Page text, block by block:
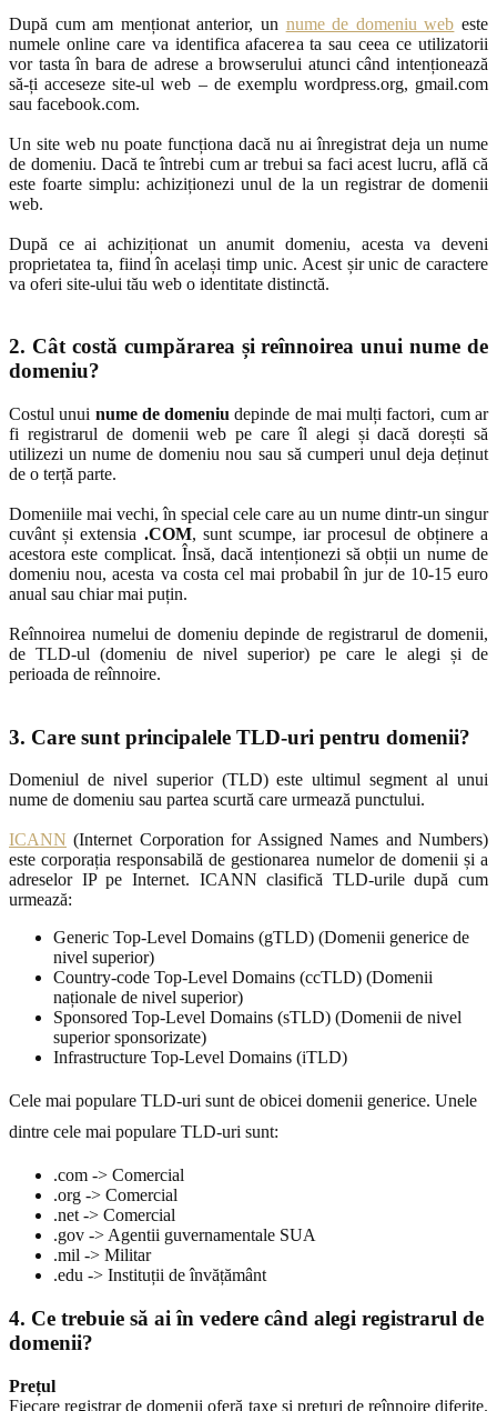
După cum am menționat anterior, un nume de domeniu web este
numele online care va identifica afacerea ta sau ceea ce utilizatorii
vor tasta în bara de adrese a browserului atunci când intenționează
să-ți acceseze site-ul web – de exemplu wordpress.org, gmail.com
sau facebook.com.
Un site web nu poate funcționa dacă nu ai înregistrat deja un nume
de domeniu. Dacă te întrebi cum ar trebui sa faci acest lucru, află că
este foarte simplu: achiziționezi unul de la un registrar de domenii
web.
După ce ai achiziționat un anumit domeniu, acesta va deveni
proprietatea ta, fiind în același timp unic. Acest șir unic de caractere
va oferi site-ului tău web o identitate distinctă.
2. Cât costă cumpărarea și reînnoirea unui nume de
domeniu?
Costul unui nume de domeniu depinde de mai mulți factori, cum ar
fi registrarul de domenii web pe care îl alegi și dacă dorești să
utilizezi un nume de domeniu nou sau să cumperi unul deja deținut
de o terță parte.
Domeniile mai vechi, în special cele care au un nume dintr-un singur
cuvânt și extensia .COM, sunt scumpe, iar procesul de obținere a
acestora este complicat. Însă, dacă intenționezi să obții un nume de
domeniu nou, acesta va costa cel mai probabil în jur de 10-15 euro
anual sau chiar mai puțin.
Reînnoirea numelui de domeniu depinde de registrarul de domenii,
de TLD-ul (domeniu de nivel superior) pe care le alegi și de
perioada de reînnoire.
3. Care sunt principalele TLD-uri pentru domenii?
Domeniul de nivel superior (TLD) este ultimul segment al unui
nume de domeniu sau partea scurtă care urmează punctului.
ICANN (Internet Corporation for Assigned Names and Numbers)
este corporația responsabilă de gestionarea numelor de domenii și a
adreselor IP pe Internet. ICANN clasifică TLD-urile după cum
urmează:
Generic Top-Level Domains (gTLD) (Domenii generice de
nivel superior)
Country-code Top-Level Domains (ccTLD) (Domenii
naționale de nivel superior)
Sponsored Top-Level Domains (sTLD) (Domenii de nivel
superior sponsorizate)
Infrastructure Top-Level Domains (iTLD)
Cele mai populare TLD-uri sunt de obicei domenii generice. Unele
dintre cele mai populare TLD-uri sunt:
.com -> Comercial
.org -> Comercial
.net -> Comercial
.gov -> Agentii guvernamentale SUA
.mil -> Militar
.edu -> Instituții de învățământ
4. Ce trebuie să ai în vedere când alegi registrarul de
domenii?
Prețul
Fiecare registrar de domenii oferă taxe și prețuri de reînnoire diferite.